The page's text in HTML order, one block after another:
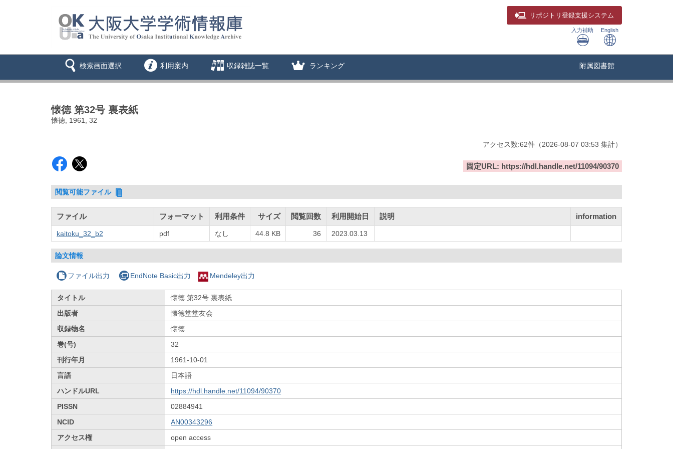
リポジトリ 登録支援システム
入力補助 English
検索画面選択 利用案内 収録雑誌一覧 ランキング 附属図書館
懐徳 第32号 裏表紙
懐徳, 1961, 32
アクセス数:62件 （2026-08-07 03:53 集計）
固定URL: https://hdl.handle.net/11094/90370
閲覧可能ファイル
ファイル フォーマット 利用条件 サイズ 閲覧回数 利用開始日 説明 information
kaitoku_32_b2 pdf なし 44.8 KB 36 2023.03.13
論文情報
ファイル出力 EndNote Basic出力 Mendeley出力
タイトル
懐徳 第32号 裏表紙
出版者
懐徳堂堂友会
収録物名
懐徳
巻(号)
32
刊行年月
1961-10-01
言語
日本語
ハンドルURL
https://hdl.handle.net/11094/90370
PISSN
02884941
NCID
AN00343296
アクセス権
open access